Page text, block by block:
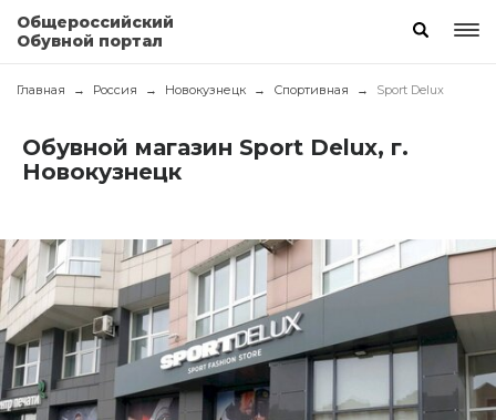
Общероссийский
Обувной портал
Главная Россия Новокузнецк Спортивная Sport Delux
Обувной магазин Sport Delux, г.
Новокузнецк